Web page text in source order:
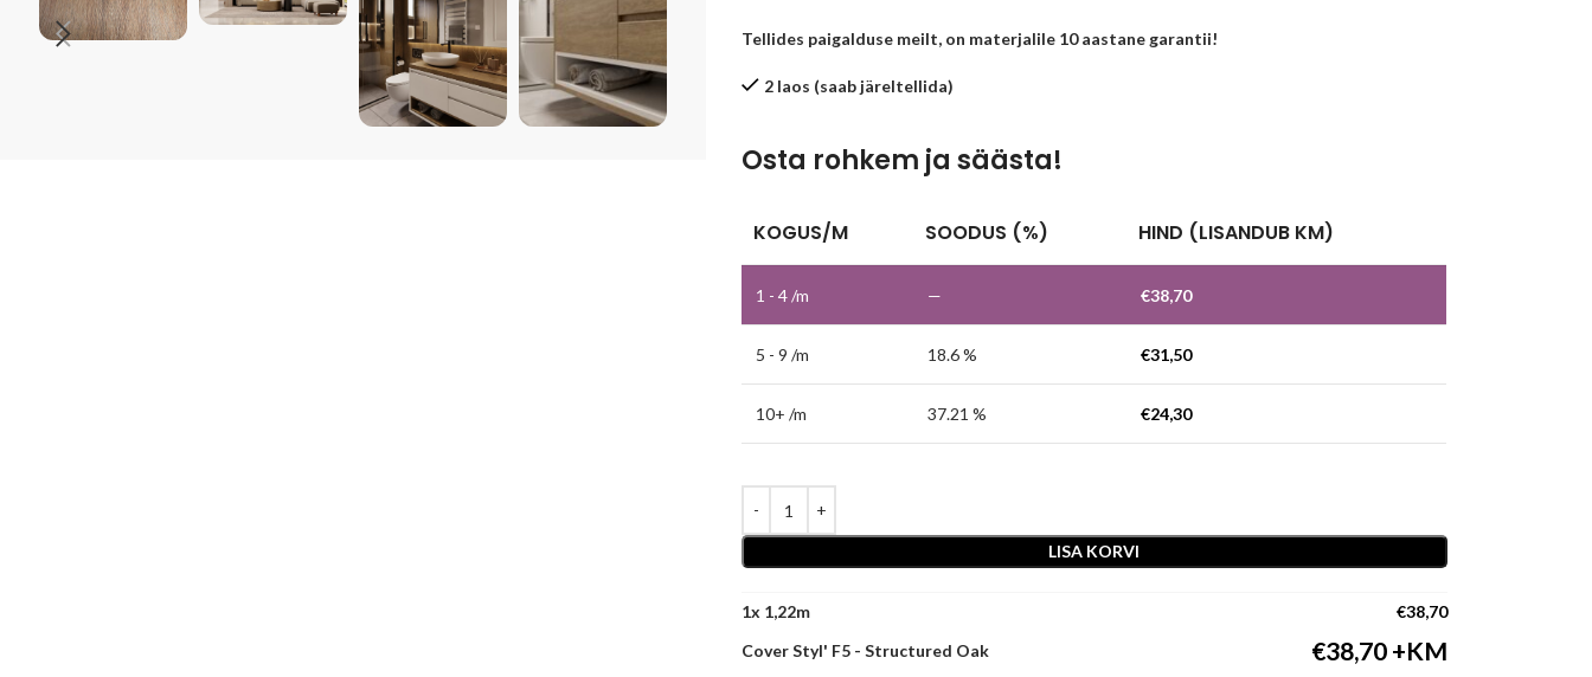
Tellides paigalduse meilt, on materjalile 10 aastane garantii!
2 laos (saab järeltellida)
Osta rohkem ja säästa!
KOGUS/M SOODUS (%) HIND (LISANDUB KM)
1 - 4/m — €38,70
5 - 9 /m 18.6 % €31,50
10+ /m 37.21 % €24,30
LISA KORVI
1x €38,70
Cover Styl' F5 - Structured Oak
€38,70